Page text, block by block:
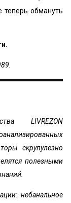
обмануть
LIVREZON
скрупулёзно
полезными
небанальное